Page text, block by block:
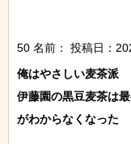
50 名前：
投稿日：
俺はやさしい麦茶派
伊藤園の黒豆麦茶は
がわからなくなった